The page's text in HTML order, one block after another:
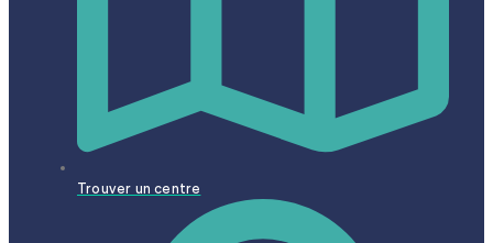
Trouver un centre